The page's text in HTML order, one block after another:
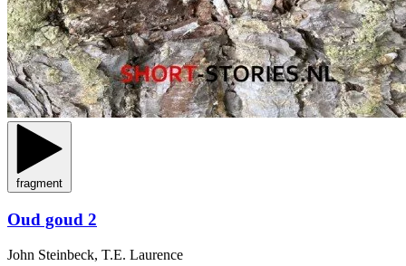
fragment
Oud goud 2
John Steinbeck, T.E. Laurence